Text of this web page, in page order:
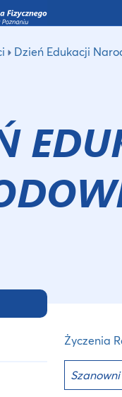
Dzień Edukacji
Życzenia